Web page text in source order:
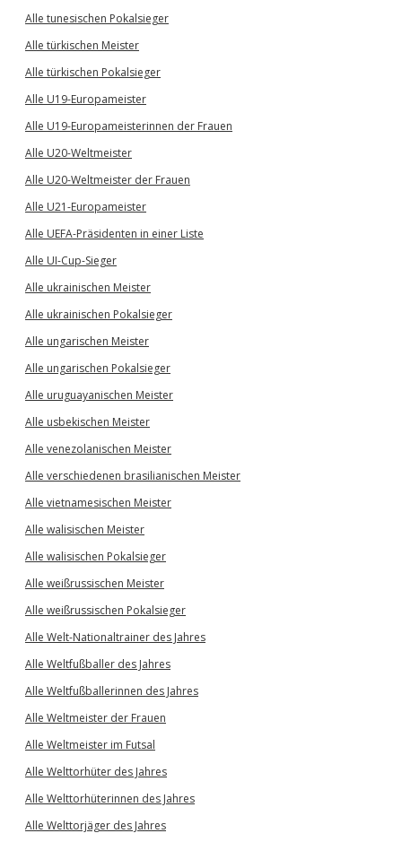
Alle tunesischen Pokalsieger
Alle türkischen Meister
Alle türkischen Pokalsieger
Alle U19-Europameister
Alle U19-Europameisterinnen der Frauen
Alle U20-Weltmeister
Alle U20-Weltmeister der Frauen
Alle U21-Europameister
Alle UEFA-Präsidenten in einer Liste
Alle UI-Cup-Sieger
Alle ukrainischen Meister
Alle ukrainischen Pokalsieger
Alle ungarischen Meister
Alle ungarischen Pokalsieger
Alle uruguayanischen Meister
Alle usbekischen Meister
Alle venezolanischen Meister
Alle verschiedenen brasilianischen Meister
Alle vietnamesischen Meister
Alle walisischen Meister
Alle walisischen Pokalsieger
Alle weißrussischen Meister
Alle weißrussischen Pokalsieger
Alle Welt-Nationaltrainer des Jahres
Alle Weltfußballer des Jahres
Alle Weltfußballerinnen des Jahres
Alle Weltmeister der Frauen
Alle Weltmeister im Futsal
Alle Welttorhüter des Jahres
Alle Welttorhüterinnen des Jahres
Alle Welttorjäger des Jahres